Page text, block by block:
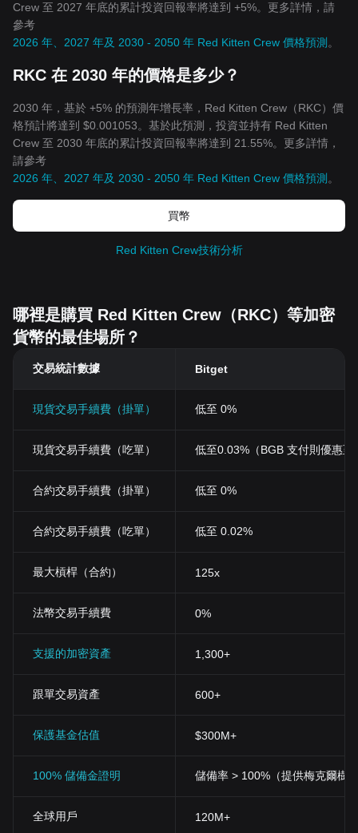
Crew 至 2027 年底的累計投資回報率將達到 +5%。更多詳情，請
參考
2026 年、2027 年及 2030 - 2050 年 Red Kitten Crew 價格預測 。
RKC 在 2030 年的價格是多少？
2030 年，基於 +5% 的預測年增長率，Red Kitten Crew（RKC）價
格預計將達到 $0.001053。基於此預測，投資並持有 Red Kitten
Crew 至 2030 年底的累計投資回報率將達到 21.55%。更多詳情，
請參考
2026 年、2027 年及 2030 - 2050 年 Red Kitten Crew 價格預測 。
買幣
Red Kitten Crew技術分析
哪裡是購買 Red Kitten Crew（RKC）等加密
貨幣的最佳場所？
交易統計數據 Bitget
現貨交易手續費（掛單） 低至 0%
現貨交易手續費（吃單） 低至0.03%（BGB 支付則優惠至
合約交易手續費（掛單） 低至 0%
合約交易手續費（吃單） 低至 0.02%
最大槓桿（合約） 125x
法幣交易手續費 0%
支援的加密資產 1,300+
跟單交易資產 600+
保護基金估值 $300M+
100% 儲備金證明 儲備率 > 100%（提供梅克爾樹
全球用戶 120M+